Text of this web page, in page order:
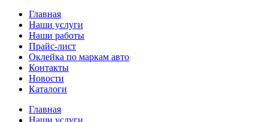
Главная
Наши услуги
Наши работы
Прайс-лист
Оклейка по маркам авто
Контакты
Новости
Каталоги
Главная